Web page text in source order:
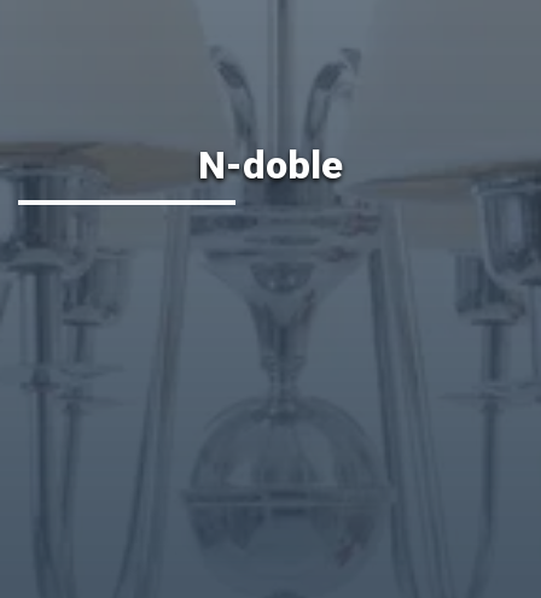
N-doble